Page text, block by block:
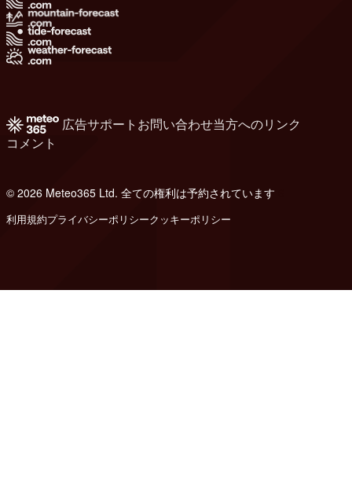
広告サポート お問い合わせ当方へのリンク
コメント
© 2026 Meteo365 Ltd. 全ての権利は予約されています
利用規約プライバシーポリシークッキーポリシー